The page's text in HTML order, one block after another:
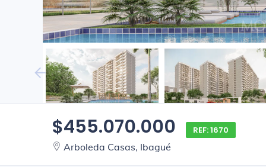
$455.070.000 REF: 1670
Arboleda Casas, Ibagué